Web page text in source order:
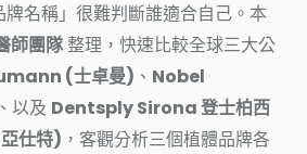
名稱」很難判斷誰適合自己。本
師團隊整理，快速比較全球三大公
(士卓曼) 、 Nobel
、以及 Dentsply Sirona 登士柏西
仕特) ，客觀分析三個植體品牌各